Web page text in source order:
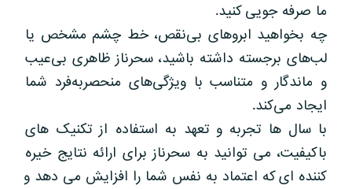
ما صرفه جویی کنید.
چه بخواهید ابروهای بی‌نقص، خط چشم مشخص یا
لب‌های برجسته داشته باشید، سحرناز ظاهری بی‌عیب
و ماندگار و متناسب با ویژگی‌های منحصربه‌فرد شما
ایجاد می‌کند.
با سال ها تجربه و تعهد به استفاده از تکنیک های
باکیفیت، می توانید به سحرناز برای ارائه نتایج خیره
کننده ای که اعتماد به نفس شما را افزایش می دهد و